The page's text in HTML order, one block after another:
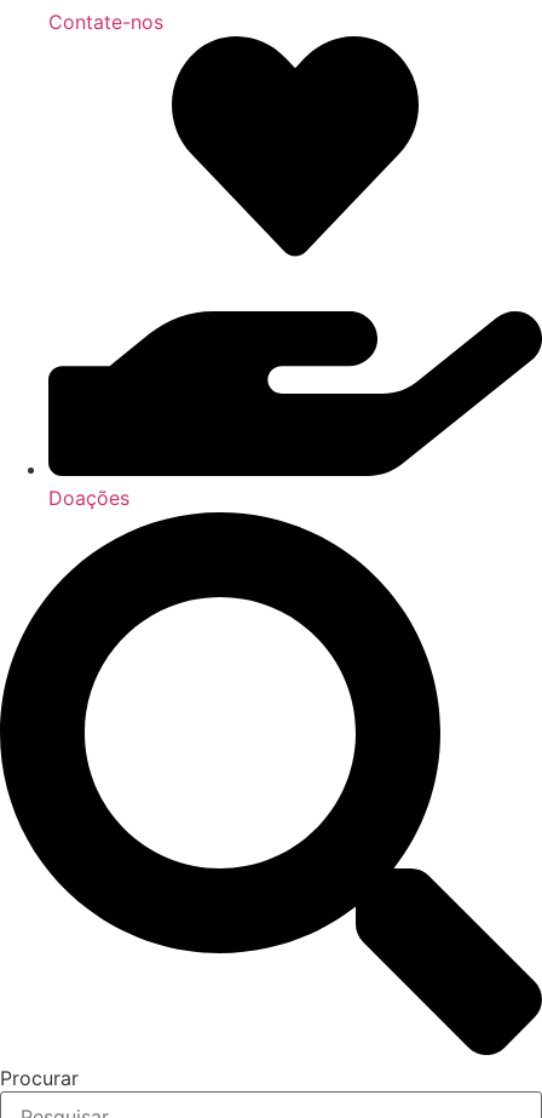
Contate-nos
Doações
Procurar